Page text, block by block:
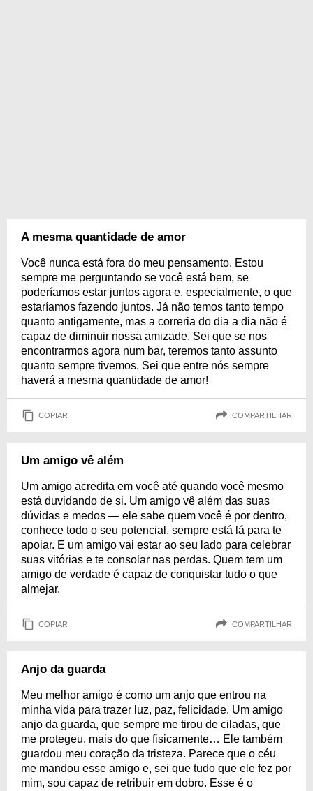
A mesma quantidade de amor
Você nunca está fora do meu pensamento. Estou
sempre me perguntando se você está bem, se
poderíamos estar juntos agora e, especialmente, o que
estaríamos fazendo juntos. Já não temos tanto tempo
quanto antigamente, mas a correria do dia a dia não é
capaz de diminuir nossa amizade. Sei que se nos
encontrarmos agora num bar, teremos tanto assunto
quanto sempre tivemos. Sei que entre nós sempre
haverá a mesma quantidade de amor!
COPIAR COMPARTILHAR
Um amigo vê além
Um amigo acredita em você até quando você mesmo
está duvidando de si. Um amigo vê além das suas
dúvidas e medos — ele sabe quem você é por dentro,
conhece todo o seu potencial, sempre está lá para te
apoiar. E um amigo vai estar ao seu lado para celebrar
suas vitórias e te consolar nas perdas. Quem tem um
amigo de verdade é capaz de conquistar tudo o que
almejar.
COPIAR COMPARTILHAR
Anjo da guarda
Meu melhor amigo é como um anjo que entrou na
minha vida para trazer luz, paz, felicidade. Um amigo
anjo da guarda, que sempre me tirou de ciladas, que
me protegeu, mais do que fisicamente… Ele também
guardou meu coração da tristeza. Parece que o céu
me mandou esse amigo e, sei que tudo que ele fez por
mim, sou capaz de retribuir em dobro. Esse é o